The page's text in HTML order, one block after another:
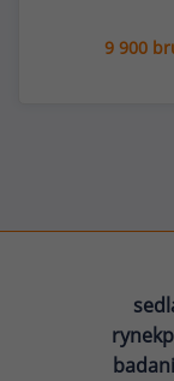
9 900